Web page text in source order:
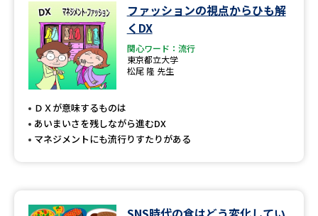
学問のミニ講義「夢ナビ講義」 学問分野解説
学問の教科書 夢ナビライブ
ユーザーサポート
Ｑ＆Ａ よくあるご質問
個人情報取扱規定
ファッションの視点からひも解
くDX
関心ワード：流行
東京都立大学
松尾 隆 先生
ＤＸが意味するものは
あいまいさを残しながら進むDX
マネジメントにも流行りすたりがある